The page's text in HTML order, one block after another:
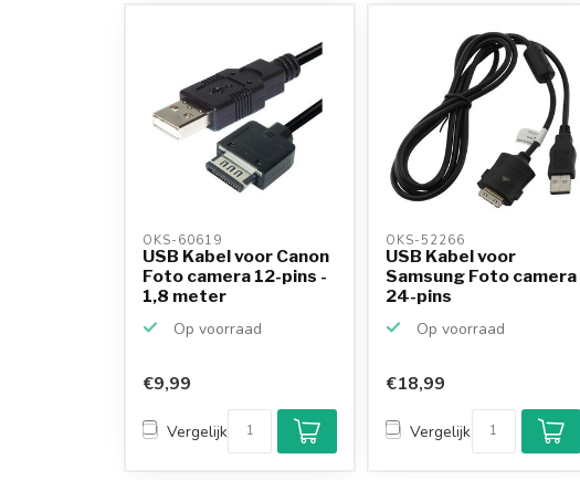
OKS-60619
USB Kabel voor Canon
Foto camera 12-pins -
1,8 meter
Op voorraad
€9,99
Vergelijk
OKS-52266
USB Kabel voor
Samsung Foto camera
24-pins
Op voorraad
€18,99
Vergelijk